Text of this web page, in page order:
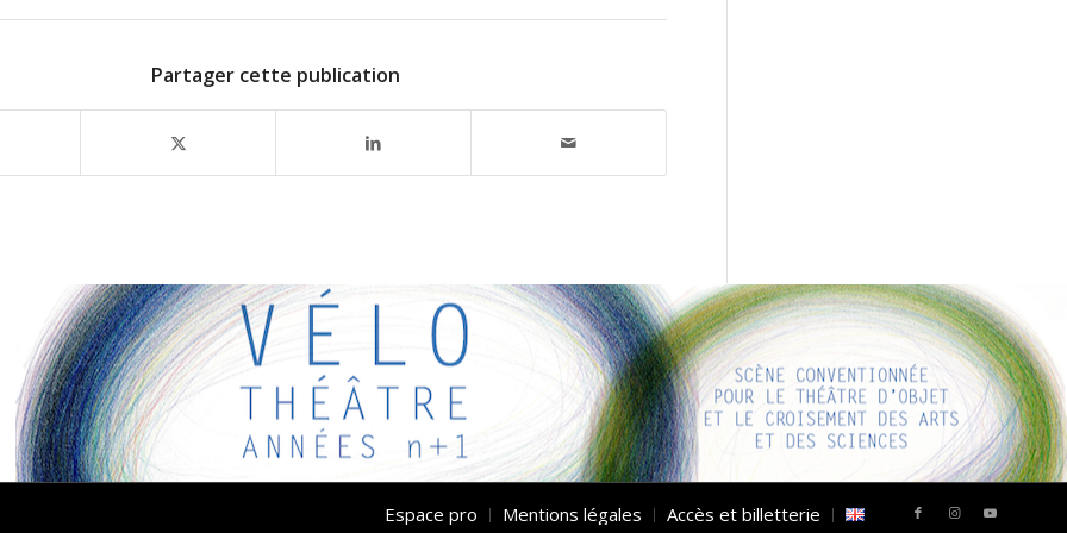
Partager cette publication
intéressants pour vous ! Appréciez votre séjour :)
Espace pro Mentions légales Accès et billetterie